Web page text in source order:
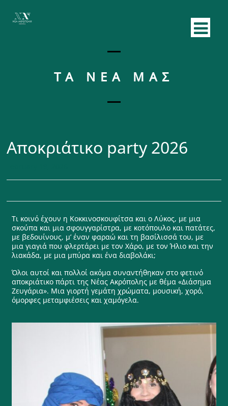
ΤΑ ΝΕΑ ΜΑΣ
Αποκριάτικο party 2026
Τι κοινό έχουν η Κοκκινοσκουφίτσα και ο Λύκος, με μια
σκούπα και μια σφουγγαρίστρα, με κοτόπουλο και πατάτες,
με βεδουίνους, μ’ έναν φαραώ και τη βασίλισσά του, με
μια γιαγιά που φλερτάρει με τον Χάρο, με τον Ήλιο και την
λιακάδα, με μια μπύρα και ένα διαβολάκι;
Όλοι αυτοί και πολλοί ακόμα συναντήθηκαν στο φετινό
αποκριάτικο πάρτι της Νέας Ακρόπολης με θέμα «Διάσημα
Ζευγάρια». Μια γιορτή γεμάτη χρώματα, μουσική, χορό,
όμορφες μεταμφιέσεις και χαμόγελα.